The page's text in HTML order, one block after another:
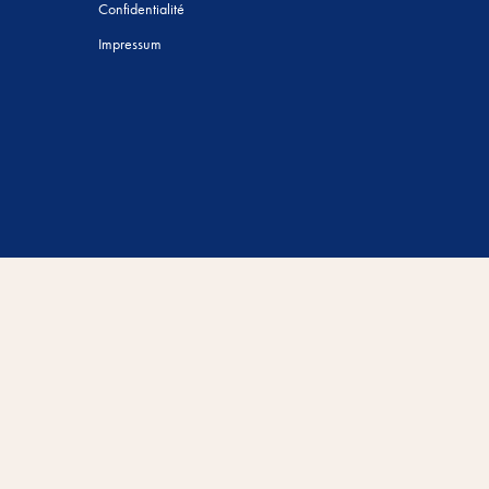
Confidentialité
Impressum